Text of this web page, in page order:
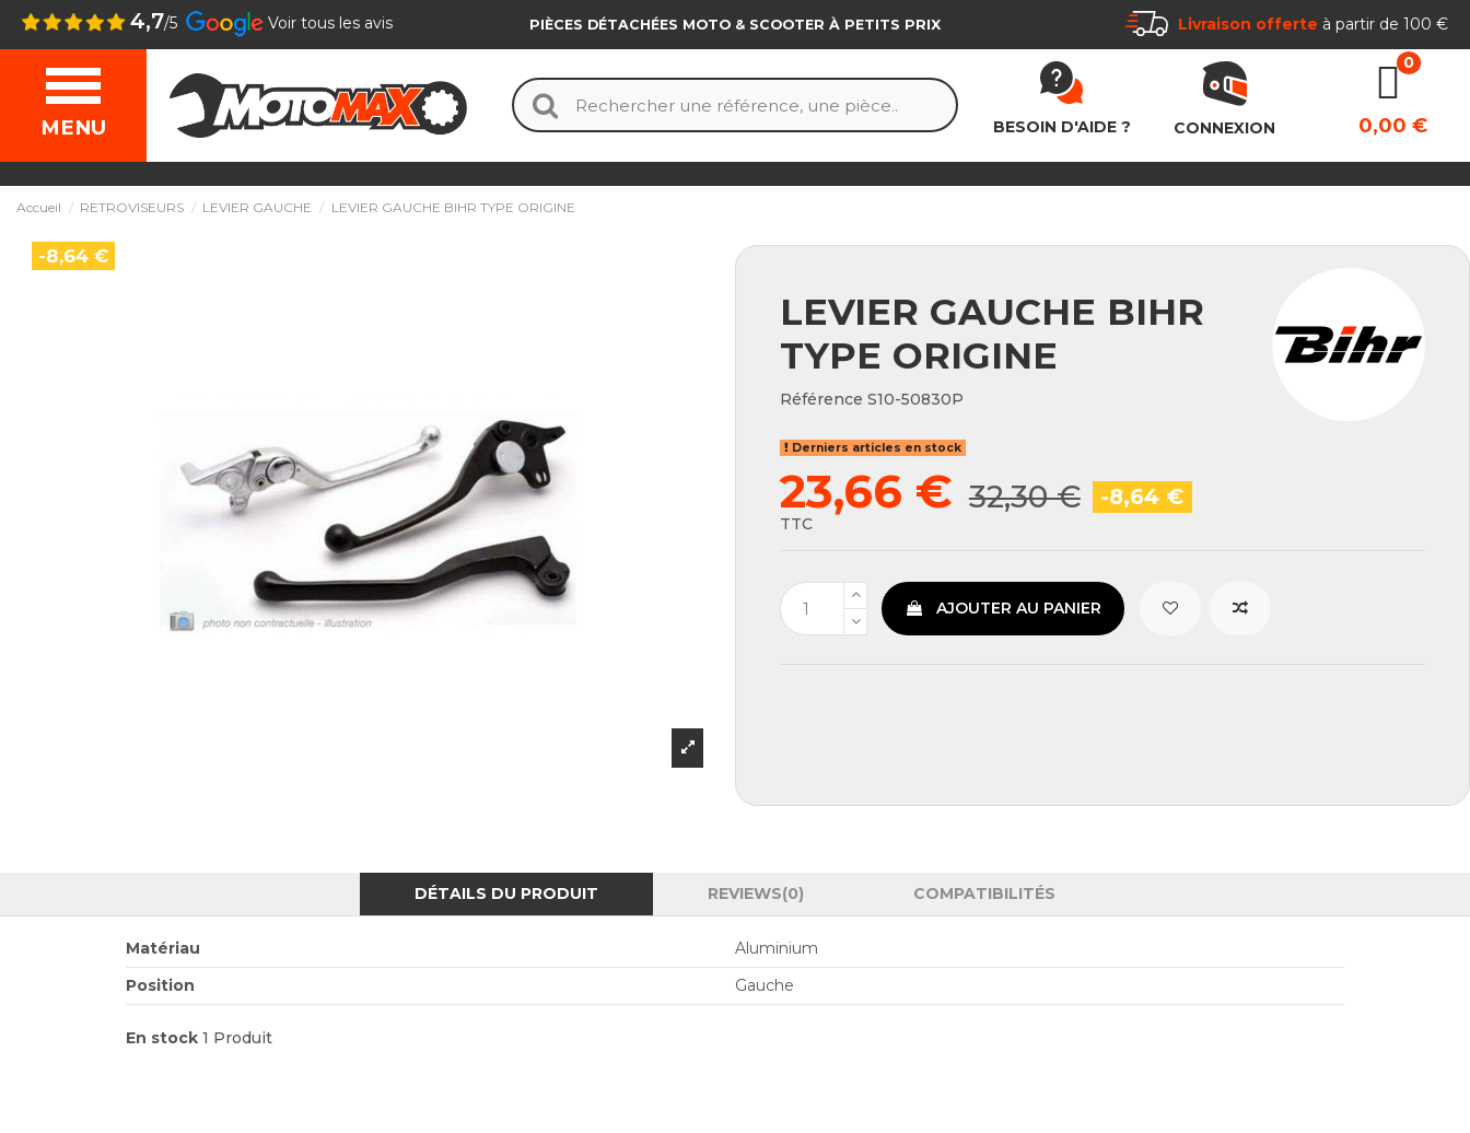
4,7/5 Voir tous les avis PIÈCES DÉTACHÉES MOTO & SCOOTER À PETITS PRIX Livraison offerte à partir de 100 €
MENU BESOIN D'AIDE ? CONNEXION 0,00 €
Accueil RETROVISEURS LEVIER GAUCHE LEVIER GAUCHE BIHR TYPE ORIGINE
-8,64 €
LEVIER GAUCHE BIHR
TYPE ORIGINE
Référence S10-50830P
Derniers articles en stock
23,66 € 32,30 € -8,64 €
TTC
AJOUTER AU PANIER
DÉTAILS DU PRODUIT REVIEWS(0) COMPATIBILITÉS
Matériau
Aluminium
Position
Gauche
En stock 1 Produit